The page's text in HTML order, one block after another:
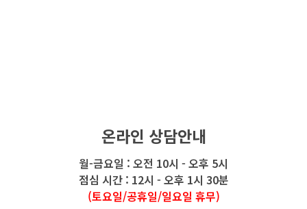
온라인 상담안내
월-금요일 : 오전 10시 - 오후 5시
점심 시간 : 12시 - 오후 1시 30분
(토요일/공휴일/일요일 휴무)